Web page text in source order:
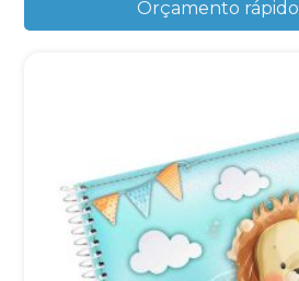
Orçamento rápido